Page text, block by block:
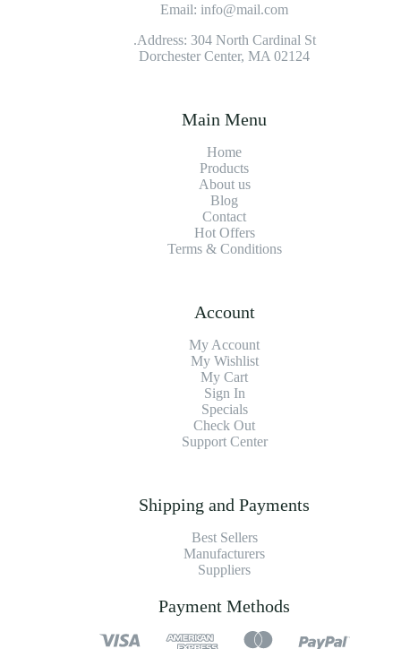
Email: info@mail.com
Address: 304 North Cardinal St.
Dorchester Center, MA 02124
Main Menu
Home
Products
About us
Blog
Contact
Hot Offers
Terms & Conditions
Account
My Account
My Wishlist
My Cart
Sign In
Specials
Check Out
Support Center
Shipping and Payments
Best Sellers
Manufacturers
Suppliers
Payment Methods